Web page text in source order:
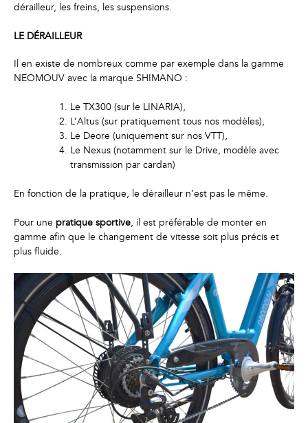
dérailleur, les freins, les suspensions.
LE DÉRAILLEUR
Il en existe de nombreux comme par exemple dans la gamme
NEOMOUV avec la marque SHIMANO :
Le TX300 (sur le LINARIA),
L’Altus (sur pratiquement tous nos modèles),
Le Deore (uniquement sur nos VTT),
Le Nexus (notamment sur le Drive, modèle avec
transmission par cardan)
En fonction de la pratique, le dérailleur n’est pas le même.
Pour une pratique sportive, il est préférable de monter en
gamme afin que le changement de vitesse soit plus précis et
plus fluide.